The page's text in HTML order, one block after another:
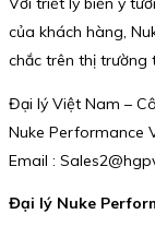
của khách hàng,
chắc trên thị trường
Đại lý Việt Nam –
Nuke Performance
Email :
Đại lý Nuke